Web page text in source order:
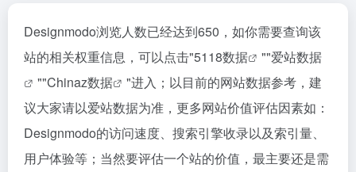
Designmodo浏览人数已经达到650，如你需要查询该
站的相关权重信息，可以点击"5118数据 ""爱站数据
""Chinaz数据
"进入；以目前的网站数据参考，建
议大家请以爱站数据为准，更多网站价值评估因素如：
Designmodo的访问速度、搜索引擎收录以及索引量、
用户体验等；当然要评估一个站的价值，最主要还是需